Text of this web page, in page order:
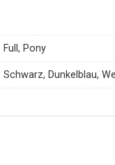
Full, Pony
Schwarz, Dunkelblau,